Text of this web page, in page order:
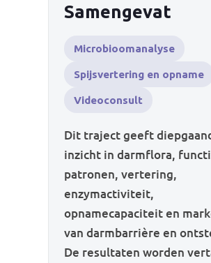
Samengevat
Microbioomanalyse
Spijsvertering en opname
Videoconsult
Dit traject geeft
inzicht in darmflora,
patronen, vertering,
enzymactiviteit,
opnamecapaciteit en
van darmbarrière en
De resultaten worden